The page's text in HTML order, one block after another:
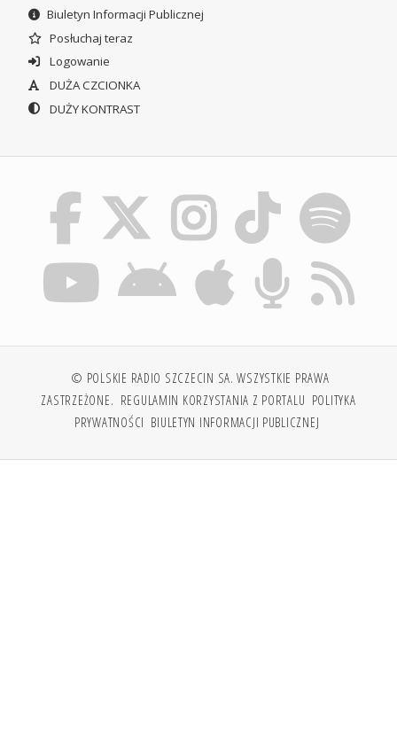
Biuletyn Informacji Publicznej
Posłuchaj teraz
Logowanie
DUŻA CZCIONKA
DUŻY KONTRAST
© POLSKIE RADIO SZCZECIN SA. WSZYSTKIE PRAWA
ZASTRZEŻONE. REGULAMIN KORZYSTANIA Z PORTALU POLITYKA
PRYWATNOŚCI BIULETYN INFORMACJI PUBLICZNEJ